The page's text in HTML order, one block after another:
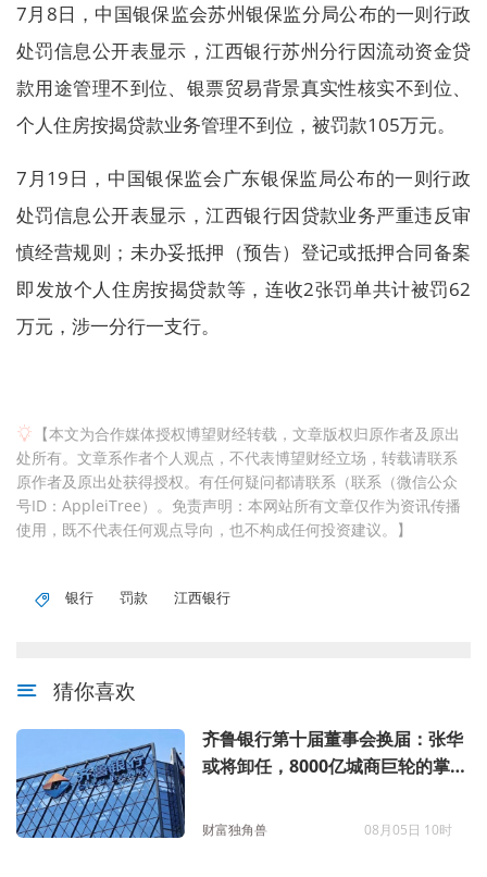
7月8日，中国银保监会苏州银保监分局公布的一则行政
处罚信息公开表显示，江西银行苏州分行因流动资金贷
款用途管理不到位、银票贸易背景真实性核实不到位、
个人住房按揭贷款业务管理不到位，被罚款105万元。
7月19日，中国银保监会广东银保监局公布的一则行政
处罚信息公开表显示，江西银行因贷款业务严重违反审
慎经营规则；未办妥抵押（预告）登记或抵押合同备案
即发放个人住房按揭贷款等，连收2张罚单共计被罚62
万元，涉一分行一支行。
【本文为合作媒体授权博望财经转载，文章版权归原作者及原出
处所有。文章系作者个人观点，不代表博望财经立场，转载请联系
原作者及原出处获得授权。有任何疑问都请联系（联系（微信公众
号ID：AppleiTree）。免责声明：本网站所有文章仅作为资讯传播
使用，既不代表任何观点导向，也不构成任何投资建议。】
银行 罚款 江西银行
猜你喜欢
齐鲁银行第十届董事会换届：张华
或将卸任，8000亿城商巨轮的掌舵
财富独角兽 08月05日 10时